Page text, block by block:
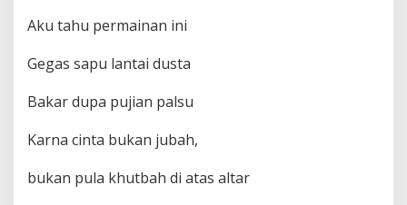
Aku tahu permainan ini
Gegas sapu lantai dusta
Bakar dupa pujian palsu
Karna cinta bukan jubah,
bukan pula khutbah di atas altar